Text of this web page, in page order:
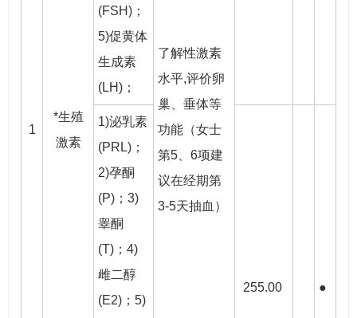
1
*生殖
激素
(FSH)；
5)促黄体
生成素
(LH)；
了解性激素
水平,评价卵
巢、垂体等
功能（女士
第5、6项建
议在经期第
3-5天抽血）
1)泌乳素
(PRL)；
2)孕酮
(P)；3)
睾酮
(T)；4)
雌二醇
(E2)；5)
255.00 ●